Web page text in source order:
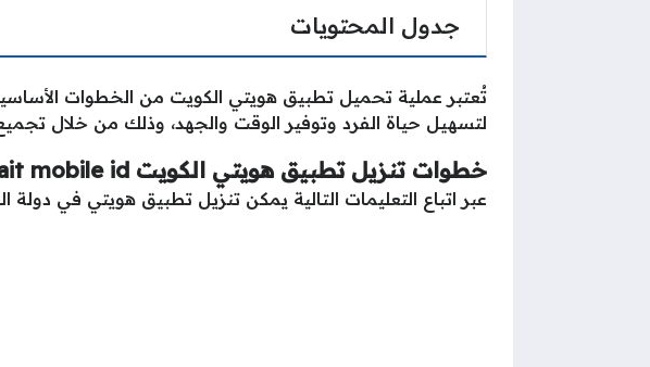
جدول المحتويات
تُعتبر عملية تحميل تطبيق هويتي الكويت من الخطوات
لتسهيل حياة الفرد وتوفير الوقت والجهد، وذلك من خلال
خطوات تنزيل تطبيق هويتي الكويت kuwait mobile id
عبر اتباع التعليمات التالية يمكن تنزيل تطبيق هويتي في دولة